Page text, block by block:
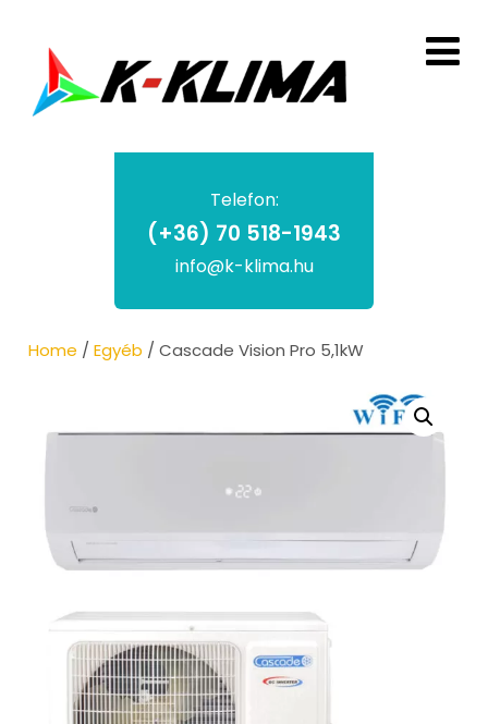
Telefon:
(+36) 70 518-1943
info@k-klima.hu
Home /Egyéb / Cascade Vision Pro 5,1kW